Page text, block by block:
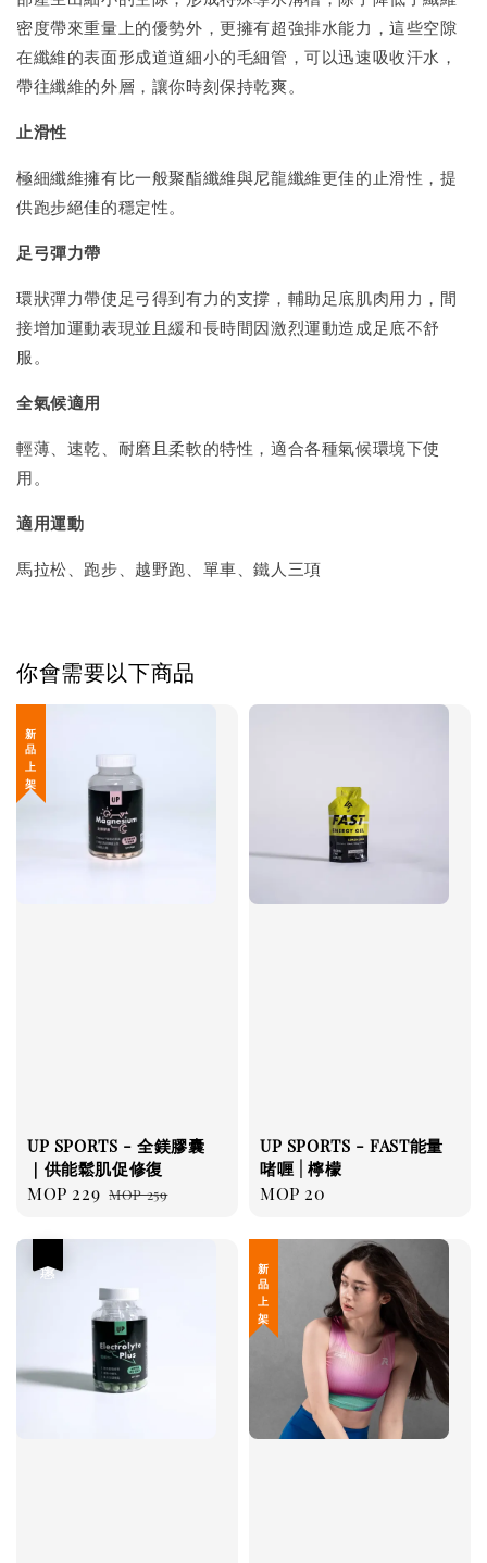
密度帶來重量上的優勢外，更擁有超強排水能力，這些空隙
在纖維的表面形成道道細小的毛細管，可以迅速吸收汗水，
帶往纖維的外層，讓你時刻保持乾爽。
止滑性
極細纖維擁有比一般聚酯纖維與尼龍纖維更佳的止滑性，提
供跑步絕佳的穩定性。
足弓彈力帶
環狀彈力帶使足弓得到有力的支撐，輔助足底肌肉用力，間
接增加運動表現並且緩和長時間因激烈運動造成足底不舒
服。
全氣候適用
輕薄、速乾、耐磨且柔軟的特性，適合各種氣候環境下使
用。
適用運動
馬拉松、跑步、越野跑、單車、鐵人三項
你會需要以下商品
新 品 上 架
UP SPORTS - 全鎂膠囊
｜供能鬆肌促修復
Sale
MOP 229 Regular
MOP 259
UP SPORTS - FAST能量
啫喱 | 檸檬
Regular
MOP 20
新 品 上 架